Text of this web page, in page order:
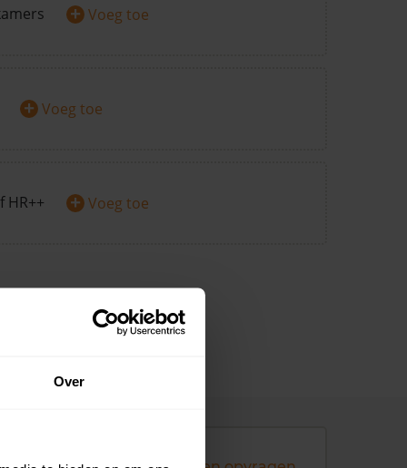
Over
+ Voeg toe
+ Voeg toe
HR++ + Voeg toe